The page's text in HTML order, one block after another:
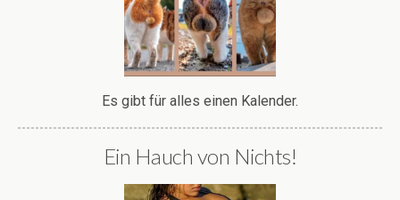
Es gibt für alles einen Kalender.
Ein Hauch von Nichts!